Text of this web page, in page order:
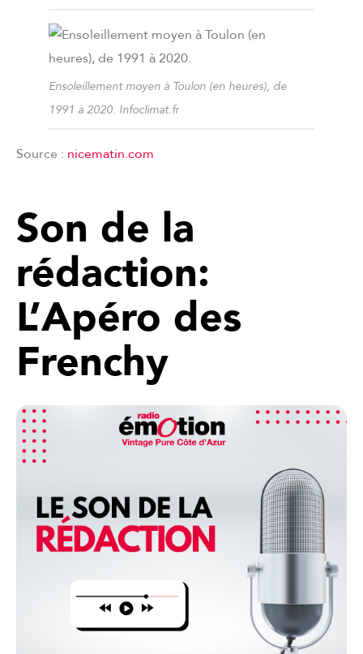
Ensoleillement moyen à Toulon (en heures), de
1991 à 2020. Infoclimat.fr
Source : nicematin.com
Son de la
rédaction:
L’Apéro des
Frenchy